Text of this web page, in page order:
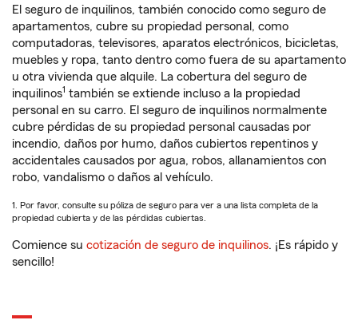
El seguro de inquilinos, también conocido como seguro de
apartamentos, cubre su propiedad personal, como
computadoras, televisores, aparatos electrónicos, bicicletas,
muebles y ropa, tanto dentro como fuera de su apartamento
u otra vivienda que alquile. La cobertura del seguro de
inquilinos1 también se extiende incluso a la propiedad
personal en su carro. El seguro de inquilinos normalmente
cubre pérdidas de su propiedad personal causadas por
incendio, daños por humo, daños cubiertos repentinos y
accidentales causados por agua, robos, allanamientos con
robo, vandalismo o daños al vehículo.
1. Por favor, consulte su póliza de seguro para ver a una lista completa de la
propiedad cubierta y de las pérdidas cubiertas.
Comience su cotización de seguro de inquilinos. ¡Es rápido y
sencillo!